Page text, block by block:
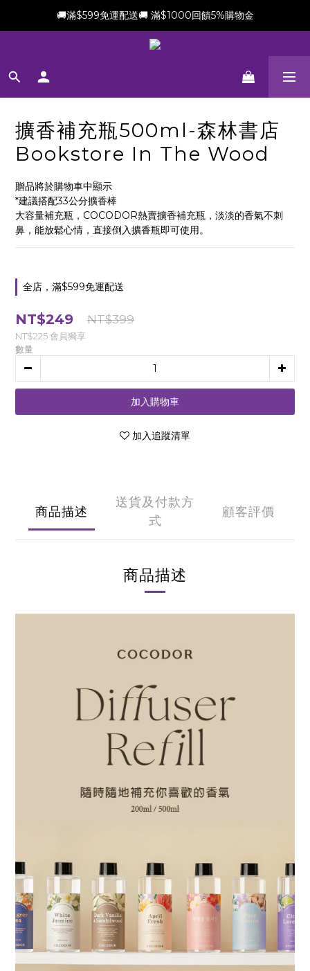
新會員加贈$100購物金(滿$699可折抵)
🚚滿$599免運配送🚚 滿$1000回饋5%購物金
新會員加贈$100購物金(滿$699可折抵)
擴香補充瓶500ml-森林書店
Bookstore In The Wood
贈品將於購物車中顯示
*建議搭配33公分擴香棒
大容量補充瓶，COCODOR熱賣擴香補充瓶，淡淡的香氣不刺
鼻，能放鬆心情，直接倒入擴香瓶即可使用。
全店，滿$599免運配送
NT$249 NT$399
NT$225 會員獨享
數量
加入購物車
加入追蹤清單
商品描述
送貨及付款方
式
顧客評價
商品描述